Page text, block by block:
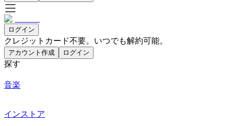
ログイン
クレジットカード不要。いつでも解約可能。
アカウント作成 ログイン
探す
音楽
インストア